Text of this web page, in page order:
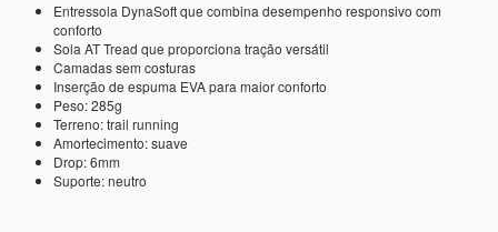
Entressola DynaSoft que combina desempenho responsivo com
conforto
Sola AT Tread que proporciona tração versátil
Camadas sem costuras
Inserção de espuma EVA para maior conforto
Peso: 285g
Terreno: trail running
Amortecimento: suave
Drop: 6mm
Suporte: neutro